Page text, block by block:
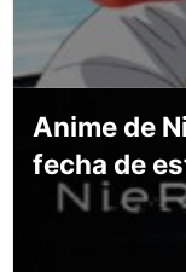
Anime de
fecha de